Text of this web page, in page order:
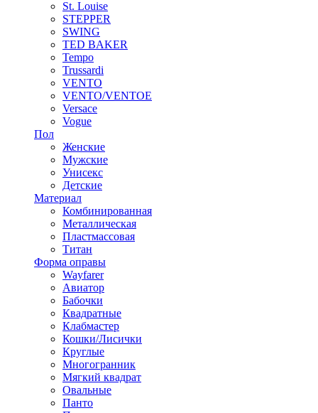
St. Louise
STEPPER
SWING
TED BAKER
Tempo
Trussardi
VENTO
VENTO/VENTOE
Versace
Vogue
Пол
Женские
Мужские
Унисекс
Детские
Материал
Комбинированная
Металлическая
Пластмассовая
Титан
Форма оправы
Wayfarer
Авиатор
Бабочки
Квадратные
Клабмастер
Кошки/Лисички
Круглые
Многогранник
Мягкий квадрат
Овальные
Панто